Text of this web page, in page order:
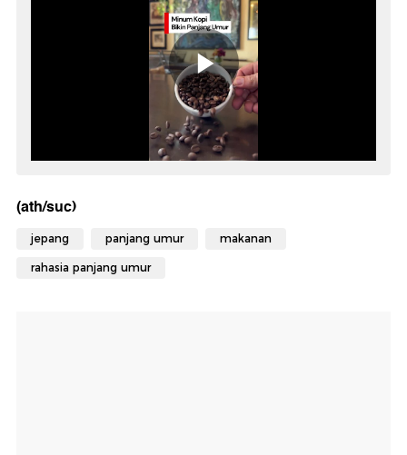
(ath/suc)
jepang panjang umur makanan
rahasia panjang umur